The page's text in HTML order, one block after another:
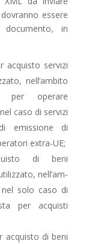
essere
in
acquisto servizi
nell’ambito
per operare
caso di servizi
emissione di
extra-UE;
di beni
nel­l’am­­­
solo caso di
per acquisti
acquisto di beni